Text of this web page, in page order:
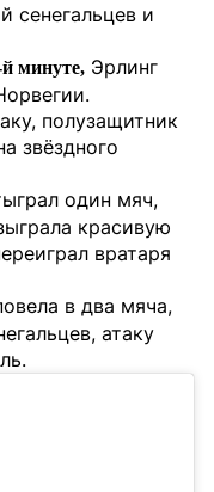
сенегальцев и
минуте, Эрлинг
полузащитник
звёздного
один мяч,
красивую
вратаря
в два мяча,
атаку